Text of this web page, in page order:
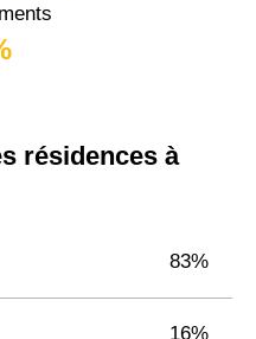
résidences à
83%
16%